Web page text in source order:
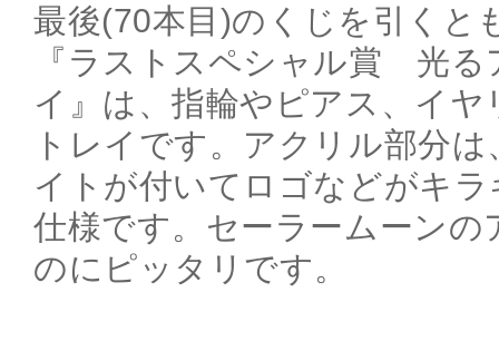
最後(70本目)のくじを引くと
『ラストスペシャル賞 光る
イ』は、指輪やピアス、イ
トレイです。アクリル部分
イトが付いてロゴなどがキ
仕様です。セーラームーン
のにピッタリです。